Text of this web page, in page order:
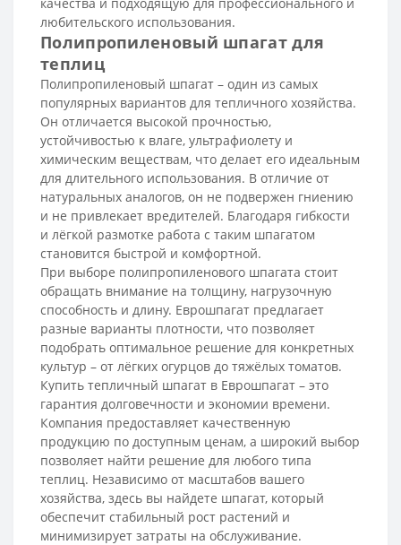
любительского использования.
Полипропиленовый шпагат для
теплиц
Полипропиленовый шпагат – один из самых
популярных вариантов для тепличного хозяйства.
Он отличается высокой прочностью,
устойчивостью к влаге, ультрафиолету и
химическим веществам, что делает его идеальным
для длительного использования. В отличие от
натуральных аналогов, он не подвержен гниению
и не привлекает вредителей. Благодаря гибкости
и лёгкой размотке работа с таким шпагатом
становится быстрой и комфортной.
При выборе полипропиленового шпагата стоит
обращать внимание на толщину, нагрузочную
способность и длину. Еврошпагат предлагает
разные варианты плотности, что позволяет
подобрать оптимальное решение для конкретных
культур – от лёгких огурцов до тяжёлых томатов.
Купить тепличный шпагат в Еврошпагат – это
гарантия долговечности и экономии времени.
Компания предоставляет качественную
продукцию по доступным ценам, а широкий выбор
позволяет найти решение для любого типа
теплиц. Независимо от масштабов вашего
хозяйства, здесь вы найдете шпагат, который
обеспечит стабильный рост растений и
минимизирует затраты на обслуживание.